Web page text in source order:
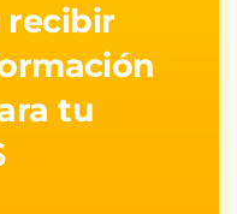
recibir
tu